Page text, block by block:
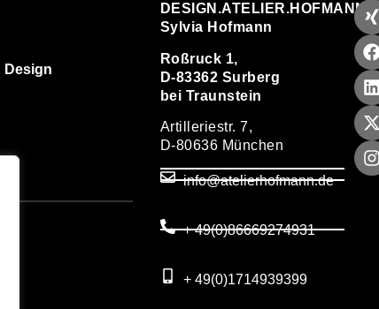
Design
DESIGN.ATELIER.HOFMANN
Sylvia Hofmann
Roßruck 1,
D-83362 Surberg
bei Traunstein
Artilleriestr. 7,
D-80636 München
info@atelierhofmann.de
+ 49(0)86669274931
+ 49(0)1714939399